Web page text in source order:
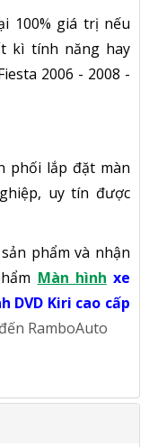
100% giá trị nếu
kì tính năng hay
2006 - 2008 -
phối lắp đặt màn
uy tín được
phẩm và nhận
Màn hình xe
DVD Kiri cao cấp
RamboAuto